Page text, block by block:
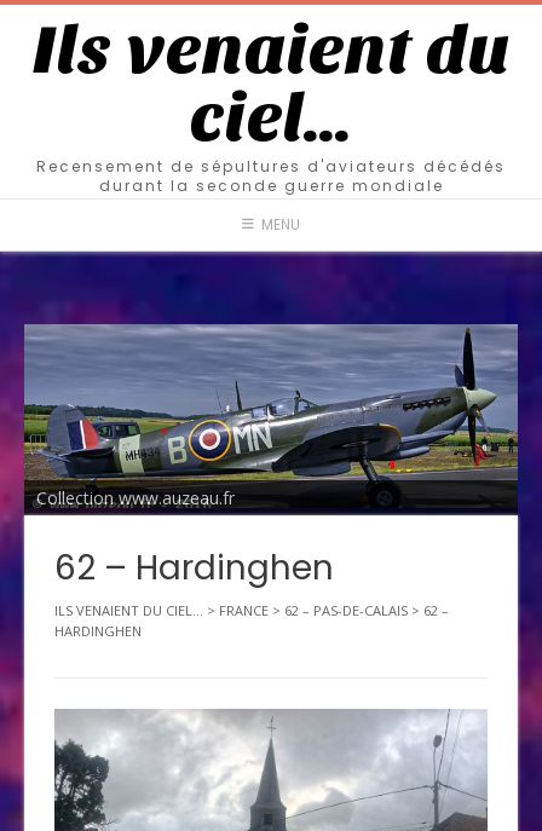
Ils venaient du
ciel…
Recensement de sépultures d'aviateurs décédés
durant la seconde guerre mondiale
MENU
Collection www.auzeau.fr
62 – Hardinghen
ILS VENAIENT DU CIEL... > FRANCE > 62 – PAS-DE-CALAIS > 62 –
HARDINGHEN